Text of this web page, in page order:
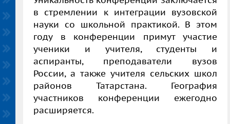
в стремлении к интеграции вузовской
науки со школьной практикой. В этом
году в конференции примут участие
ученики и учителя, студенты и
аспиранты, преподаватели вузов
России, а также учителя сельских школ
районов Татарстана. География
участников конференции ежегодно
расширяется.